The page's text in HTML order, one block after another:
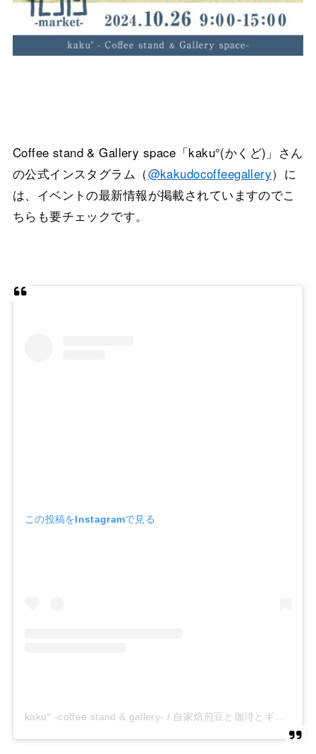
Coffee stand & Gallery space「kaku°(かくど)」さん
の公式インスタグラム（@kakudocoffeegallery）に
は、イベントの最新情報が掲載されていますのでこ
ちらも要チェックです。
この投稿をInstagramで見る
kaku° -coffee stand & gallery- / 自家焙煎豆と珈琲とギャラリー時々焼き菓子/兵庫県加古川市(@kakudocoffeegallery)がシェアした投稿